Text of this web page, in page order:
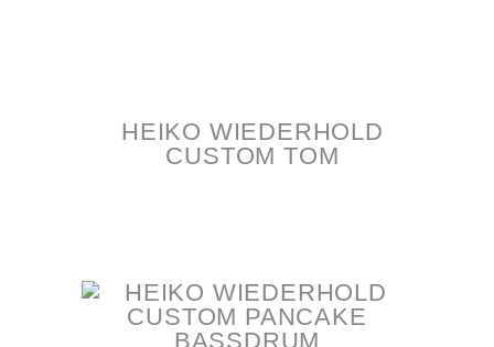
HEIKO WIEDERHOLD
CUSTOM TOM